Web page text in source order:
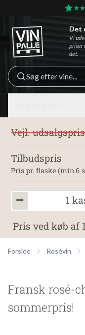
Vinpalle - ForsideDet
Vi
priser
det.
Søg efter vine...
Vejl. udsalgspris
Tilbudspris
Pris pr. flaske (min.6
1
Pris ved køb af
Forside Rosévin
Fransk rosé-
sommerpris!